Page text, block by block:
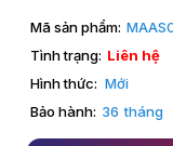
Mã sản phẩm:
Tình trạng: Liên hệ
Hình thức: Mới
Bảo hành: 36 tháng